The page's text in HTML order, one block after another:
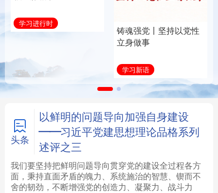
图片 政务
信息化 数字经济
学术中国 乡村振兴 银龄 溯源中国
城市 旅游 能源 会展
彩票 娱乐 时尚 悦读
公益 一带一路 亚太网 上市公司
人民的健康、体质、幸
学习进行时
铸魂强党丨坚持以党性
立身做事
学习新语
头条
以鲜明的问题导向加强自身建设
——习近平党建思想理论品格系列
述评之三
我们要坚持把鲜明问题导向贯穿党的建设全过程各方
面，秉持直面矛盾的魄力、系统施治的智慧、锲而不
舍的韧劲，不断增强党的创造力、凝聚力、战斗力